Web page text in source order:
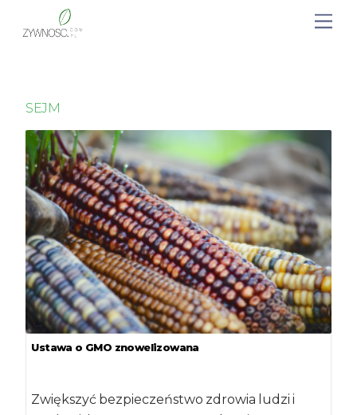
SEJM
Ustawa o GMO znowelizowana
Zwiększyć bezpieczeństwo zdrowia ludzi i